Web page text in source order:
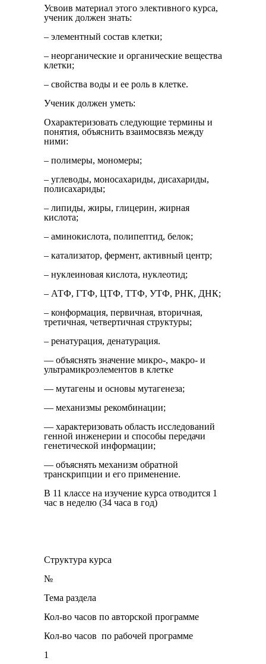
Усвоив материал этого элективного курса,
ученик должен знать:
– элементный состав клетки;
– неорганические и органические вещества
клетки;
– свойства воды и ее роль в клетке.
Ученик должен уметь:
Охарактеризовать следующие термины и
понятия, объяснить взаимосвязь между
ними:
– полимеры, мономеры;
– углеводы, моносахариды, дисахариды,
полисахариды;
– липиды, жиры, глицерин, жирная
кислота;
– аминокислота, полипептид, белок;
– катализатор, фермент, активный центр;
– нуклеиновая кислота, нуклеотид;
– АТФ, ГТФ, ЦТФ, ТТФ, УТФ, РНК, ДНК;
– конформация, первичная, вторичная,
третичная, четвертичная структуры;
– ренатурация, денатурация.
— объяснять значение микро-, макро- и
ультрамикроэлементов в клетке
— мутагены и основы мутагенеза;
— механизмы рекомбинации;
— характеризовать область исследований
генной инженерии и способы передачи
генетической информации;
— объяснять механизм обратной
транскрипции и его применение.
В 11 классе на изучение курса отводится 1
час в неделю (34 часа в год)
Структура курса
№
Тема раздела
Кол-во часов по авторской программе
Кол-во часов по рабочей программе
1